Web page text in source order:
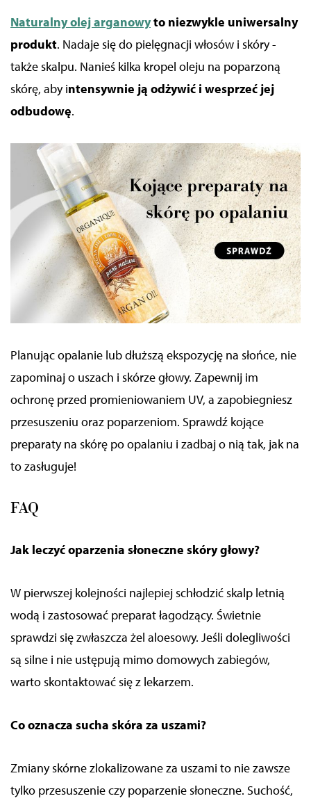
Naturalny olej arganowyto niezwykle uniwersalny
produkt. Nadaje się do pielęgnacji włosów i skóry -
także skalpu. Nanieś kilka kropel oleju na poparzoną
skórę, aby intensywnie ją odżywić i wesprzeć jej
odbudowę.
Planując opalanie lub dłuższą ekspozycję na słońce, nie
zapominaj o uszach i skórze głowy. Zapewnij im
ochronę przed promieniowaniem UV, a zapobiegniesz
przesuszeniu oraz poparzeniom. Sprawdź kojące
preparaty na skórę po opalaniu i zadbaj o nią tak, jak na
to zasługuje!
FAQ
Jak leczyć oparzenia słoneczne skóry głowy?
W pierwszej kolejności najlepiej schłodzić skalp letnią
wodą i zastosować preparat łagodzący. Świetnie
sprawdzi się zwłaszcza żel aloesowy. Jeśli dolegliwości
są silne i nie ustępują mimo domowych zabiegów,
warto skontaktować się z lekarzem.
Co oznacza sucha skóra za uszami?
Zmiany skórne zlokalizowane za uszami to nie zawsze
tylko przesuszenie czy poparzenie słoneczne. Suchość,